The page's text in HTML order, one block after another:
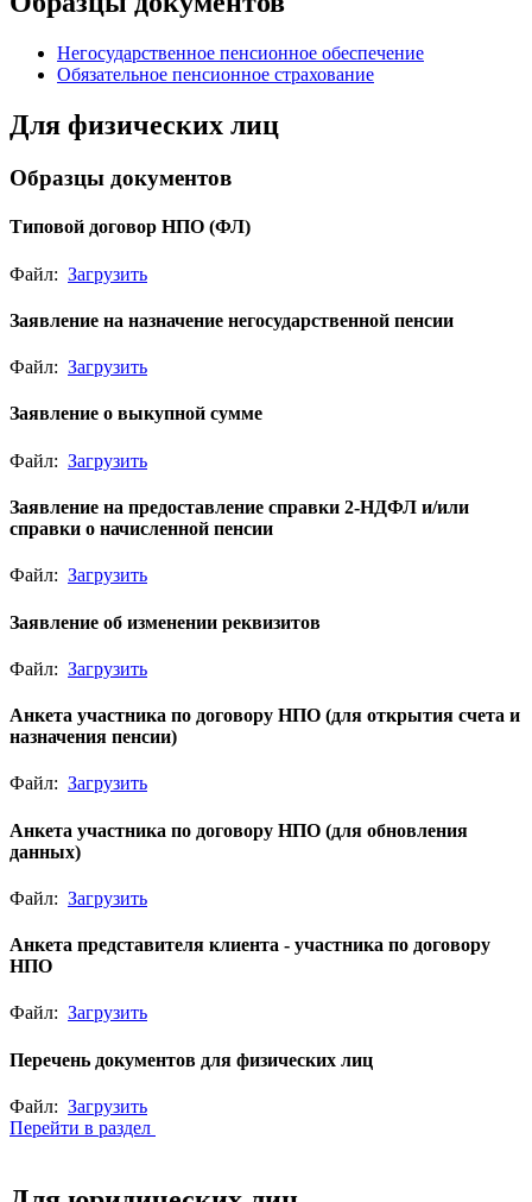
Негосударственное пенсионное обеспечение
Обязательное пенсионное страхование
Для физических лиц
Образцы документов
Типовой договор НПО (ФЛ)
Файл: Загрузить
Заявление на назначение негосударственной пенсии
Файл: Загрузить
Заявление о выкупной сумме
Файл: Загрузить
Заявление на предоставление справки 2-НДФЛ и/или
справки о начисленной пенсии
Файл: Загрузить
Заявление об изменении реквизитов
Файл: Загрузить
Анкета участника по договору НПО (для открытия счета и
назначения пенсии)
Файл: Загрузить
Анкета участника по договору НПО (для обновления
данных)
Файл: Загрузить
Анкета представителя клиента - участника по договору
НПО
Файл: Загрузить
Перечень документов для физических лиц
Файл: Загрузить
Перейти в раздел